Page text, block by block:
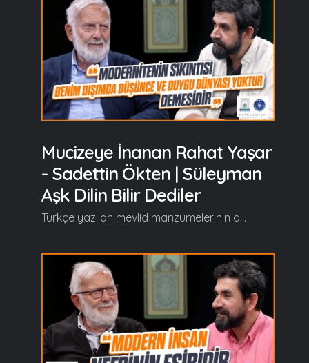
Mucizeye İnanan Rahat Yaşar
- Sadettin Ökten | Süleyman
Aşk Dilin Bilir Dediler
Türkçe yazılan mevlid manzumelerinin arasında özel bir yere sahip olan, Süleyman Çelebi’nin aşkla kaleme aldığı Vesîlet’ün Necât (Mevlid-i Şerif) eserini Prof. Dr. Sadeddin Ökten’le birlikte "Süleyman Aşk Dilin Bilir Dediler" programında hem okuyup hem de şerh ediyoruz… Süleyman Aşk Dilin Bilir Dediler'in yeni bölümünde başlıca şunlar konuşuldu; Serdar Tuncer: Efendim merhabalar. Süleyman aşk dilin bilir dediler, bilir. Süleyman Çelebi Hazretleri, Vesîlet’ün Necât isimli Mevlid-i Şerif'in bir yerine geldiğinde Resul-u Ekrem Efendimizin (a.s.m) mucizelerinden beyit beyit bahsederek bize o mucizelere karşı müslüman bakışı nasıl olmalı, kabulun ölçüsü nedir, nicedir? yol gösteren işaretler sunuyor. Onlardan kısa bir bölüm okuyarak ev sahibime döneceğim ve diyeceğim ki; Baba, ne diyor burada bize aşk dilini bile Süleyman?... "Hem mübârek başı üzre her zaman, Bir pâre bulut olurdu sâyebân. Her yere varsa bile varırdı ol, Bâşı üzre her zaman dururdu ol." Sadeddin Ökten: Böyle bir Hazretle karşı karşıyasınız diyor yani bütün evrenin yaradılışına sebep olan Hazreti Peygamber'i (a.s.m) böyle tanıyın diyor. Bu mucizeler üzerinden bir tanıtım yapıyor. Ne diyor teker teker ele alalım isterseniz. Önce şu mucizeyi bir tarif edelim. Ne diyor mucize hakkında bilim; "tabiat kanunlarına muhalif olan bir hadise" Taşı bırakıyorsun aşağı düşüyor. Niye? Çünkü yer çekimi var. Taşı bırakıyorsun yukarı çıkıyor. Nasıl oluyor? Olmaz diyorlar. Niye? Tabiat kanunlarına muhalif. İnsan merkezli hayata bakışta bu doğru çünkü tabiat kanununu ben koymadım. Ben insan merkezli hayata bakışta şöyle düşünüyorum; Bu tabiat kanunları ezeli ve ebedidir. Bu bir kabuldür, bu bir aksiyondur ve bunlar değişmez kabul ediyorum ben. Bu bir bakış. Modernitenin bakışı böyle... Modernite böyle bakıyor fakat... Devamı videoda... Gelin, Beraber Yürüyelim...